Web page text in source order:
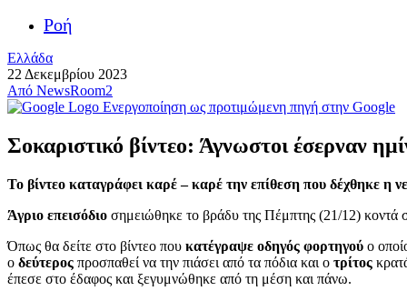
Ροή
Ελλάδα
22 Δεκεμβρίου 2023
Από NewsRoom2
Ενεργοποίηση ως προτιμώμενη πηγή στην Google
Σοκαριστικό βίντεο: Άγνωστοι έσερναν
Το βίντεο καταγράφει καρέ – καρέ την επίθεση που δέχθηκε η
Άγριο επεισόδιο σημειώθηκε το βράδυ της Πέμπτης (21/12) κοντά
Όπως θα δείτε στο βίντεο που κατέγραψε οδηγός φορτηγού ο
ο δεύτερος προσπαθεί να την πιάσει από τα πόδια και ο τρίτος
έπεσε στο έδαφος και ξεγυμνώθηκε από τη μέση και πάνω.